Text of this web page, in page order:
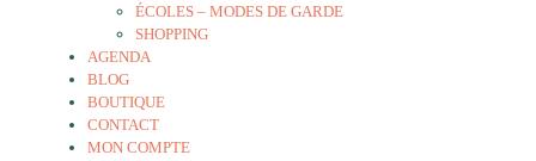
ÉCOLES – MODES DE GARDE
SHOPPING
AGENDA
BLOG
BOUTIQUE
CONTACT
MON COMPTE